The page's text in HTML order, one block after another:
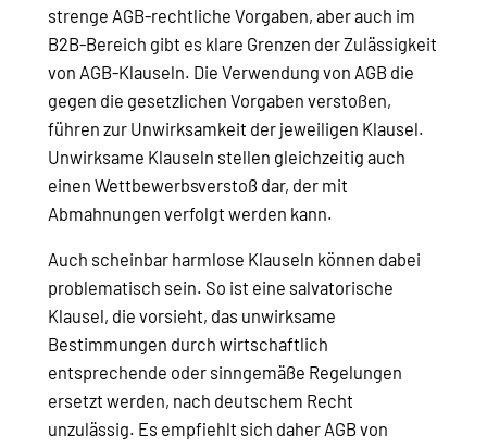
strenge AGB-rechtliche Vorgaben, aber auch im
B2B-Bereich gibt es klare Grenzen der Zulässigkeit
von AGB-Klauseln. Die Verwendung von AGB die
gegen die gesetzlichen Vorgaben verstoßen,
führen zur Unwirksamkeit der jeweiligen Klausel.
Unwirksame Klauseln stellen gleichzeitig auch
einen Wettbewerbsverstoß dar, der mit
Abmahnungen verfolgt werden kann.
Auch scheinbar harmlose Klauseln können dabei
problematisch sein. So ist eine salvatorische
Klausel, die vorsieht, das unwirksame
Bestimmungen durch wirtschaftlich
entsprechende oder sinngemäße Regelungen
ersetzt werden, nach deutschem Recht
unzulässig. Es empfiehlt sich daher AGB von